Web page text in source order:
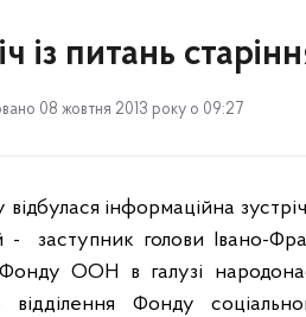
із питань
08 жовтня 2013 року о 09:27
інформаційна
-
заступник голови Івано-
Фонду ООН в галузі
Фонду